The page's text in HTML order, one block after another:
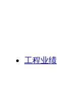
工程业绩